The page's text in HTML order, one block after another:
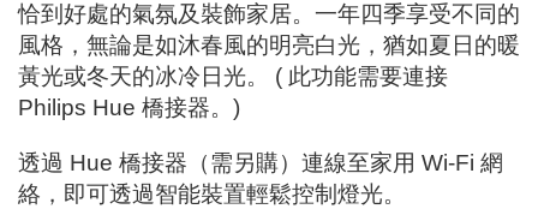
恰到好處的氣氛及裝飾家居。一年四季享受不同的
風格，無論是如沐春風的明亮白光，猶如夏日的暖
黃光或冬天的冰冷日光。 ( 此功能需要連接
Philips Hue 橋接器。)
透過 Hue 橋接器（需另購）連線至家用 Wi-Fi 網
絡，即可透過智能裝置輕鬆控制燈光。